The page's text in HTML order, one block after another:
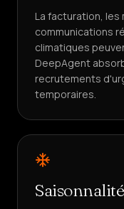
La facturation,
communications
climatiques
DeepAgent
recrutements
temporaires.